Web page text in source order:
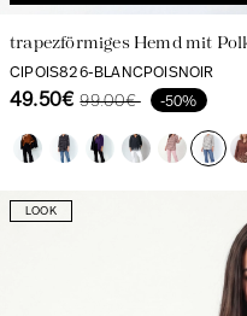
trapezförmiges Hemd mit
CIPOIS826-BLANCPOISNOIR
49.50€ 99.00€ -50%
LOOK